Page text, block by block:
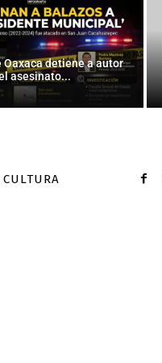
Oaxaca detiene a autor
asesinato...
CULTURA